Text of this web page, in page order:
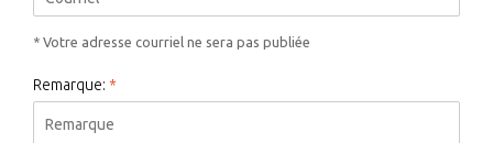
* Votre adresse courriel ne sera pas publiée
Remarque: *